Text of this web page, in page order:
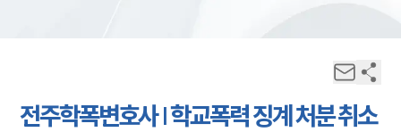
전주학폭변호사 | 학교폭력 징계 처분 취소